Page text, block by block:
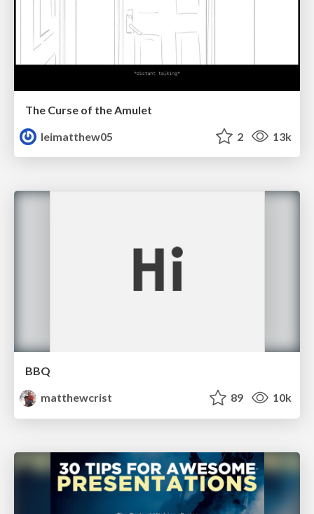
The Curse of the Amulet
leimatthew05
2 13k
BBQ
matthewcrist
89 10k